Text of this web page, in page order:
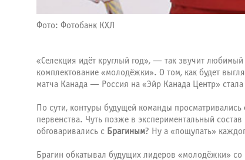
Фото: Фотобанк КХЛ
«Селекция идёт круглый год», — так звучит
комплектование «молодёжки». О том, как будет
матча Канада — Россия на «Эйр Канада Центр»
По сути, контуры будущей команды
первенства. Чуть позже в экспериментальный
обговаривались с Брагиным? Ну а «пощупать»
Брагин обкатывал будущих лидеров «молодёжки»